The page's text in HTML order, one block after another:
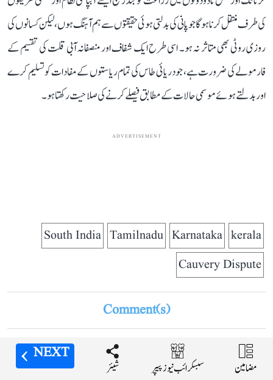
مضامین سبسکرائب نیوز پیپر شیئر
NEXT
کی طرف منتقل کرنا ہوگا جو پانی کی بدلتی ہوئی حقیقتوں سے ہم آہنگ ہوں، لیکن کسانوں کی
روزی روٹی بھی متاثر نہ ہو۔ اسی طرح ایک شفاف اور منصفانہ آبی قلت کی تقسیم کے
فارمولے کی ضرورت ہے، جو دریائی طاس کی تمام ریاستوں کے مفادات کو تسلیم کرے
اور بدلتے ہوئے موسمی حالات کے مطابق فیصلے کرنے کی صلاحیت رکھتا ہو۔
ADVERTISEMENT
kerala
Karnataka
Tamilnadu
South India
Cauvery Dispute
Comment(s)
ADVERTISEMENT
مضامین سبسکرائب نیوز پیپر شیئر
NEXT